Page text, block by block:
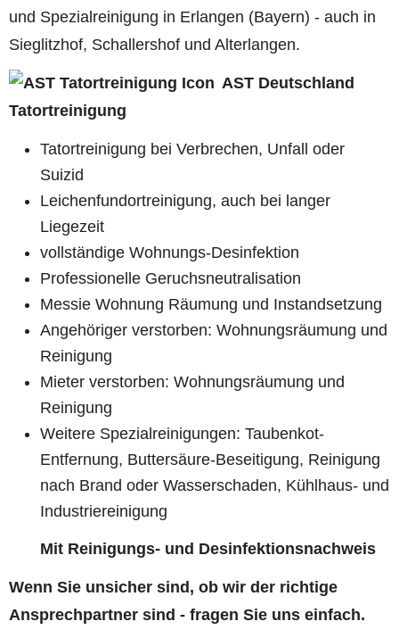
und Spezialreinigung in Erlangen (Bayern) - auch in
Sieglitzhof, Schallershof und Alterlangen.
AST Deutschland
Tatortreinigung
Tatortreinigung bei Verbrechen, Unfall oder
Suizid
Leichenfundortreinigung, auch bei langer
Liegezeit
vollständige Wohnungs-Desinfektion
Professionelle Geruchsneutralisation
Messie Wohnung Räumung und Instandsetzung
Angehöriger verstorben: Wohnungsräumung und
Reinigung
Mieter verstorben: Wohnungsräumung und
Reinigung
Weitere Spezialreinigungen: Taubenkot-
Entfernung, Buttersäure-Beseitigung, Reinigung
nach Brand oder Wasserschaden, Kühlhaus- und
Industriereinigung
Mit Reinigungs- und Desinfektionsnachweis
Wenn Sie unsicher sind, ob wir der richtige
Ansprechpartner sind - fragen Sie uns einfach.